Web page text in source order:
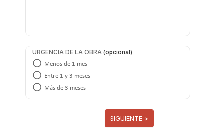
URGENCIA DE LA OBRA
Menos de 1 mes
Entre 1 y 3 meses
Más de 3 meses
SIGUIENTE >